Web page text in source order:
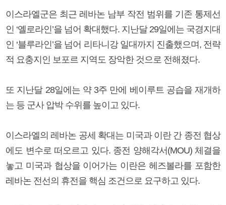
이스라엘군은 최근 레바논 남부 작전 범위를 기존 통제선
인 ‘옐로라인’을 넘어 확대했다. 지난달 29일에는 국경지대
인 ‘블루라인’을 넘어 리타니강 일대까지 진출했으며, 전략
적 요충지인 보포르 지역도 장악한 것으로 전해졌다.
또 지난달 28일에는 약 3주 만에 베이루트 공습을 재개하
는 등 군사 압박 수위를 높이고 있다.
이스라엘의 레바논 공세 확대는 미국과 이란 간 종전 협상
에도 변수로 떠오르고 있다. 종전 양해각서(MOU) 체결을
놓고 미국과 협상을 이어가는 이란은 헤즈볼라를 포함한
레바논 전선의 휴전을 핵심 조건으로 요구하고 있다.